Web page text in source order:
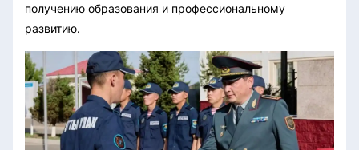
получению образования и профессиональному
развитию.